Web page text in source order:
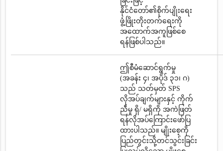
နိုင်ငံတော်၏စိုက်ပျိုးရေး
ဖွံ့ဖြိုးတိုးတက်ရေးကို
အထောက်အကူဖြစ်စေ
ရန်ဖြစ်ပါသည်။
ဤစီမံဆောင်ရွက်မှု
(အခန်း ၄၊ အပိုဒ် ၃၁၊ ဂ)
သည် သတ်မှတ် SPS
လိုအပ်ချက်များနှင့် ကိုက်
ညီမှု ရှိ/ မရှိကို အကဲဖြတ်
ရန်လိုအပ်ကြောင်းဖော်ပြ
ထားပါသည်။ မျိုးစေ့ကို
ပြည်တွင်းသို့တင်သွင်းခြင်း